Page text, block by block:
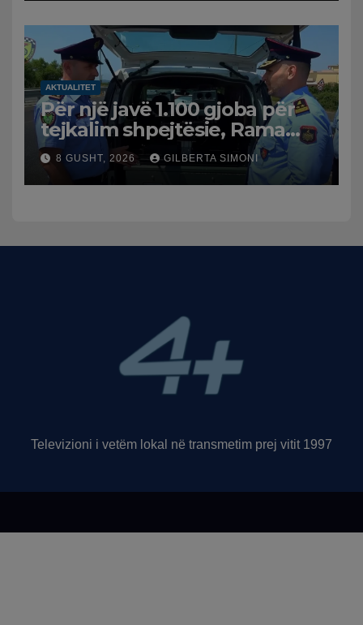
AKTUALITET
Për një javë 1.100 gjoba për
tejkalim shpejtësie, Rama
publikon videon: Kamerat e
trafikut së shpejti në
funksion
8 GUSHT, 2026 GILBERTA SIMONI
Televizioni i vetëm lokal në transmetim prej vitit 1997